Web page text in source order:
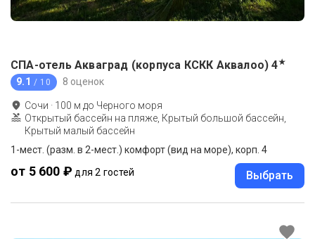
СПА-отель Акваград (корпуса КСКК Аквалоо) 4★
9.1 / 10 8 оценок
Сочи · 100 м до Черного моря
Открытый бассейн на пляже, Крытый большой бассейн,
Крытый малый бассейн
1-мест. (разм. в 2-мест.) комфорт (вид на море), корп. 4
от 5 600 ₽ для 2 гостей Выбрать